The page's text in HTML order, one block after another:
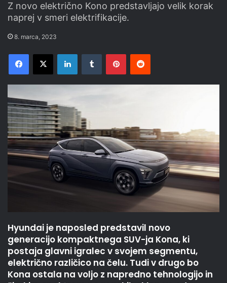
Z novo električno Kono predstavljajo velik korak
naprej v smeri elektrifikacije.
8. marca, 2023
Facebook
X LinkedInTumblr PinterestReddit
Hyundai je naposled predstavil novo
generacijo kompaktnega SUV-ja Kona, ki
postaja glavni igralec v svojem segmentu,
električno različico na čelu. Tudi v drugo bo
Kona ostala na voljo z napredno tehnologijo in